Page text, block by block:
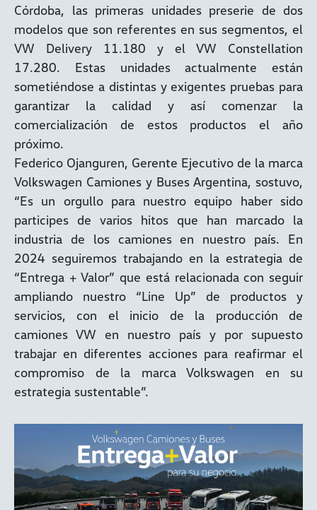
Córdoba, las primeras unidades preserie de dos
modelos que son referentes en sus segmentos, el
VW Delivery 11.180 y el VW Constellation
17.280. Estas unidades actualmente están
sometiéndose a distintas y exigentes pruebas para
garantizar la calidad y así comenzar la
comercialización de estos productos el año
próximo.
Federico Ojanguren, Gerente Ejecutivo de la marca
Volkswagen Camiones y Buses Argentina, sostuvo,
“Es un orgullo para nuestro equipo haber sido
participes de varios hitos que han marcado la
industria de los camiones en nuestro país. En
2024 seguiremos trabajando en la estrategia de
“Entrega + Valor” que está relacionada con seguir
ampliando nuestro “Line Up” de productos y
servicios, con el inicio de la producción de
camiones VW en nuestro país y por supuesto
trabajar en diferentes acciones para reafirmar el
compromiso de la marca Volkswagen en su
estrategia sustentable”.